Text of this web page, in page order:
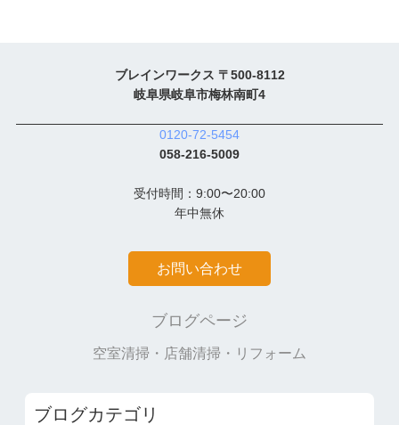
ブレインワークス 〒500-8112
岐阜県岐阜市梅林南町4
0120-72-5454
058-216-5009
受付時間：9:00〜20:00
年中無休
お問い合わせ
ブログページ
空室清掃・店舗清掃・リフォーム
ブログカテゴリ